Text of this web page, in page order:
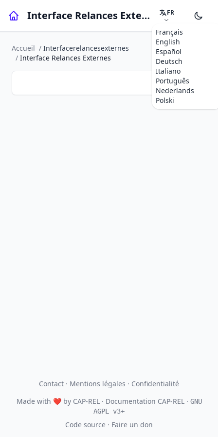
Interface Relances Externes FR
Français
English
Español
Deutsch
Italiano
Português
Nederlands
Polski
Accueil / Interfacerelancesexternes
/ Interface Relances Externes
Contact · Mentions légales · Confidentialité
Made with ❤by CAP-REL· Documentation CAP-REL · GNU
AGPL v3+
Code source · Faire un don